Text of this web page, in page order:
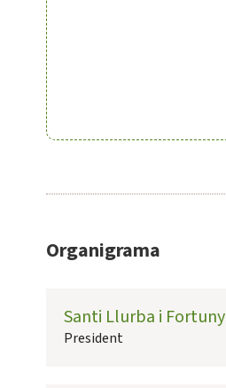
Organigrama
Santi Llurba i Fortuny
President